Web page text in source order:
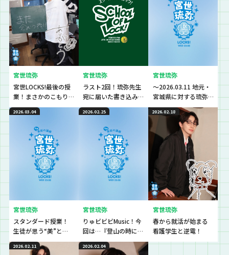
宮世琉弥
宮世LOCKS!最後の授
業！まさかのこもり
校長乱入！！
宮世琉弥
ラスト2回！琉弥先生
宛に届いた書き込み
を紹介♪
宮世琉弥
～2026.03.11 地元・
宮城県に対する琉弥
先生の想い～
2026.03.04
宮世琉弥
スタンダード授業！
生徒が思う“美”と
は？そして、最後に大
切なお知らせも。
2026.02.25
宮世琉弥
りゅビビビMusic！今
回は…『登山の時に聴
きたい曲』♪
2026.02.18
宮世琉弥
春から就活が始まる
看護学生と逆電！
2026.02.11 2026.02.04